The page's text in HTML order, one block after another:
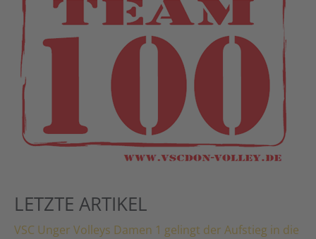
LETZTE ARTIKEL
VSC Unger Volleys Damen 1 gelingt der Aufstieg in die